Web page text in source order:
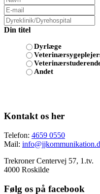
Din titel
Dyrlæge
Andet
Kontakt os her
Telefon: 4659 0550
Mail:
Trekroner Centervej 57, 1.tv.
4000 Roskilde
Følg os på facebook